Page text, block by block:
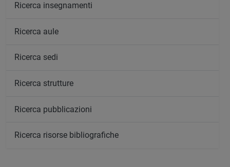
Ricerca insegnamenti
Ricerca aule
Ricerca sedi
Ricerca strutture
Ricerca pubblicazioni
Ricerca risorse bibliografiche